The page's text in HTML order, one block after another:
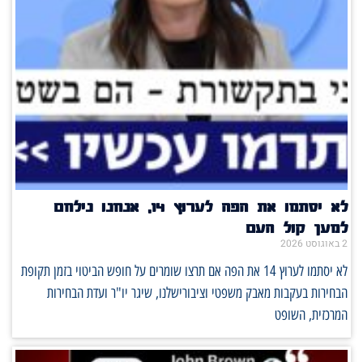
לא יסתמו את הפה לערוץ 14, אנחנו נילחם
למען קול העם
2 באוגוסט 2026
לא יסתמו לערוץ 14 את הפה אם תרצו שומרים על חופש הביטוי בזמן תקופת
הבחירות בעקבות מאבק משפטי וציבורישלנו, שיגר יו"ר ועדת הבחירות
המרכזית, השופט